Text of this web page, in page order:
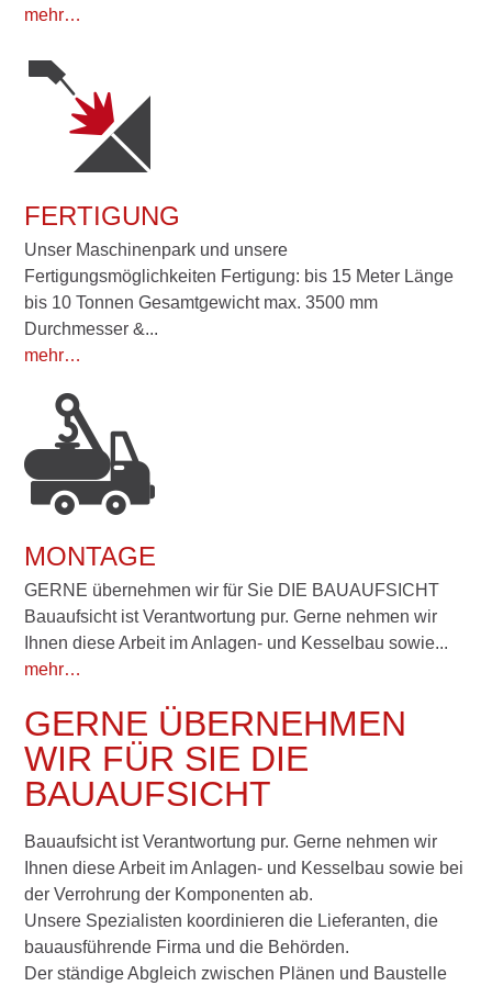
mehr…
FERTIGUNG
Unser Maschinenpark und unsere
Fertigungsmöglichkeiten Fertigung: bis 15 Meter Länge
bis 10 Tonnen Gesamtgewicht max. 3500 mm
Durchmesser &...
mehr…
MONTAGE
GERNE übernehmen wir für Sie DIE BAUAUFSICHT
Bauaufsicht ist Verantwortung pur. Gerne nehmen wir
Ihnen diese Arbeit im Anlagen- und Kesselbau sowie...
mehr…
GERNE ÜBERNEHMEN
WIR FÜR SIE DIE
BAUAUFSICHT
Bauaufsicht ist Verantwortung pur. Gerne nehmen wir
Ihnen diese Arbeit im Anlagen- und Kesselbau sowie bei
der Verrohrung der Komponenten ab.
Unsere Spezialisten koordinieren die Lieferanten, die
bauausführende Firma und die Behörden.
Der ständige Abgleich zwischen Plänen und Baustelle